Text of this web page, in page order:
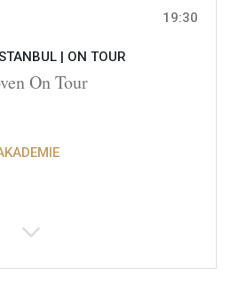
19:30
| ON TOUR
On Tour